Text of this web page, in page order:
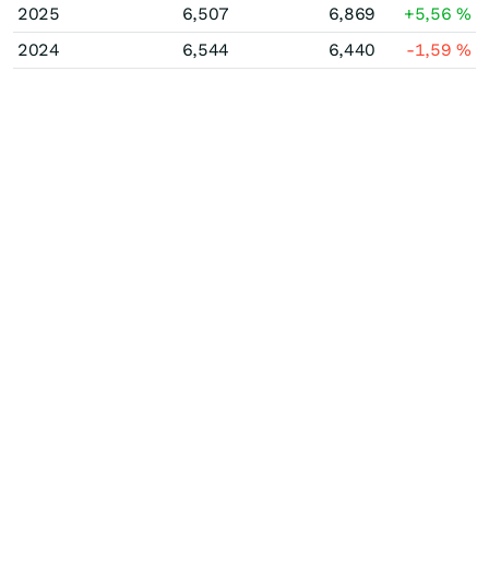
2025
6,507 6,869 +5,56%
2024
6,544 6,440 -1,59%